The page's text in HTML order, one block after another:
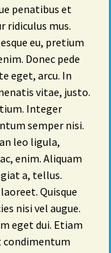
penatibus et
ridiculus mus.
eu, pretium
Donec pede
eget, arcu. In
vitae, justo.
Integer
semper nisi.
leo ligula,
enim. Aliquam
a, tellus.
Quisque
nisi vel augue.
eget dui. Etiam
condimentum